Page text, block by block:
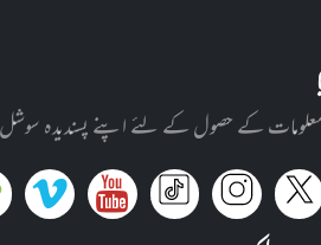
کے حصول کے لئے اپنے پسندیدہ سوشل